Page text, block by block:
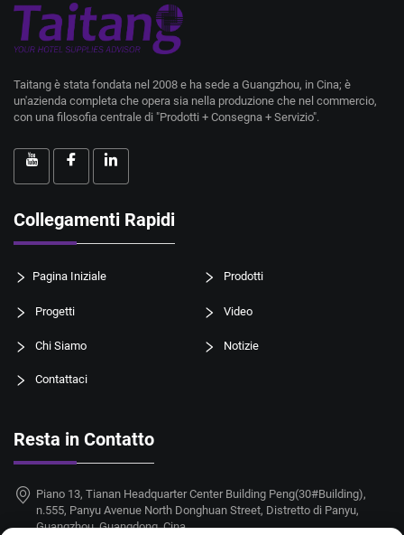
Taitang è stata fondata nel 2008 e ha sede a Guangzhou, in Cina; è
un'azienda completa che opera sia nella produzione che nel commercio,
con una filosofia centrale di "Prodotti + Consegna + Servizio".
Collegamenti Rapidi
Pagina Iniziale Prodotti
Progetti Video
Chi Siamo Notizie
Contattaci
Resta in Contatto
Piano 13, Tianan Headquarter Center Building Peng(30#Building),
n.555, Panyu Avenue North Donghuan Street, Distretto di Panyu,
Guangzhou, Guangdong, Cina